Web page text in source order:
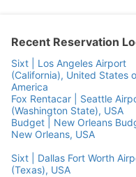
Recent Reservation
Sixt | Los Angeles Airport
(California), United States
America
Fox Rentacar | Seattle
(Washington State), USA
Budget | New Orleans
New Orleans, USA
Sixt | Dallas Fort Worth
(Texas), USA